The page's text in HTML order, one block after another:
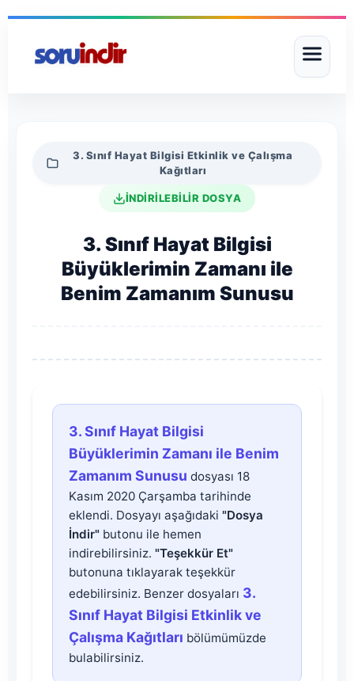
3. Sınıf Hayat Bilgisi Etkinlik ve Çalışma
Kağıtları
İNDİRİLEBİLİR DOSYA
3. Sınıf Hayat Bilgisi
Büyüklerimin Zamanı ile
Benim Zamanım Sunusu
3.
Sınıf
Hayat
Bilgisi
Büyüklerimin
Zamanı
ile
3. Sınıf Hayat Bilgisi
Büyüklerimin Zamanı ile Benim
Zamanım Sunusu dosyası 18
Kasım 2020 Çarşamba tarihinde
eklendi. Dosyayı aşağıdaki "Dosya
İndir" butonu ile hemen
indirebilirsiniz. "Teşekkür Et"
butonuna tıklayarak teşekkür
edebilirsiniz. Benzer dosyaları 3.
Sınıf Hayat Bilgisi Etkinlik ve
Çalışma Kağıtları bölümümüzde
bulabilirsiniz.